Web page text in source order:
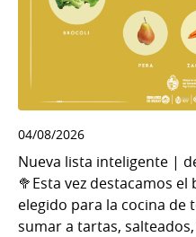
04/08/2026
Nueva lista inteligente |
🥦Esta vez destacamos
elegido para la cocina de
sumar a tartas, salteados,